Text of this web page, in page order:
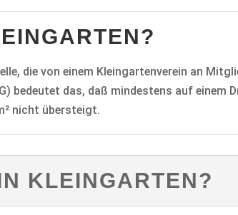
die von einem Kleingartenverein an
bedeutet das, daß mindestens auf einem
nicht übersteigt.
KLEINGARTEN?